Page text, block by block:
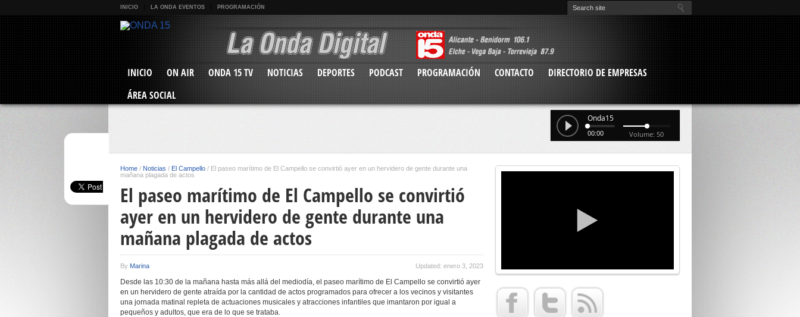
INICIO LA ONDA EVENTOS PROGRAMACIÓN
INICIO ON AIR ONDA 15 TV NOTICIAS DEPORTES PODCAST PROGRAMACIÓN CONTACTO
DIRECTORIO DE EMPRESAS
ÁREA SOCIAL
Onda15
00:00 Volume: 50
Home / Noticias / El Campello / El paseo marítimo de El Campello se convirtió ayer en un hervidero de gente durante una
mañana plagada de actos
El paseo marítimo de El Campello se convirtió
ayer en un hervidero de gente durante una
mañana plagada de actos
By Marina Updated: enero 3, 2023
Desde las 10:30 de la mañana hasta más allá del mediodía, el paseo marítimo de El Campello se convirtió ayer
en un hervidero de gente atraída por la cantidad de actos programados para ofrecer a los vecinos y visitantes
una jornada matinal repleta de actuaciones musicales y atracciones infantiles que imantaron por igual a
pequeños y adultos, que era de lo que se trataba.